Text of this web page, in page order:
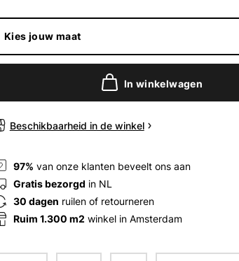
Kies jouw maat
In winkelwagen
Beschikbaarheid in de winkel
97% van onze klanten beveelt ons aan
Gratis bezorgd in NL
30 dagen ruilen of retourneren
Ruim 1.300 m2 winkel in Amsterdam